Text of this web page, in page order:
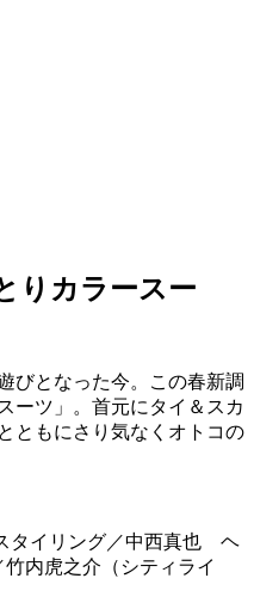
りカラースー
びとなった今。この春新調
ーツ」。首元にタイ＆スカ
ともにさり気なくオトコの
イリング／中西真也 ヘ
内虎之介（シティライ